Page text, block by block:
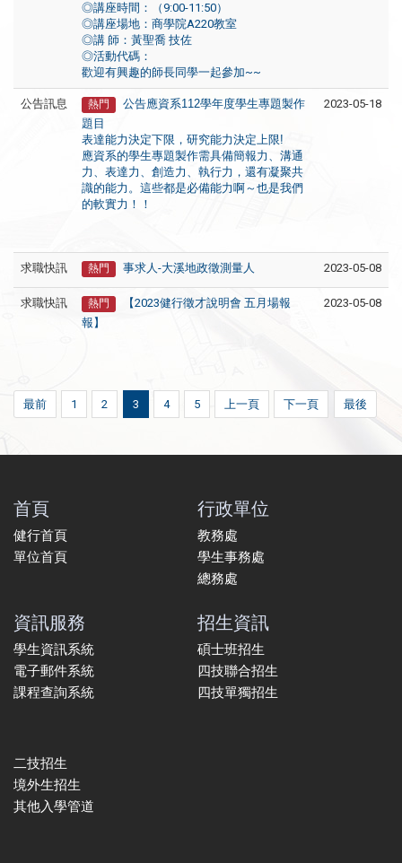
◎講座時間：（9:00-11:50）
◎講座場地：商學院A220教室
◎講 師：黃聖喬 技佐
◎活動代碼：
歡迎有興趣的師長同學一起參加~~
公告訊息 熱門
公告應資系112學年度學生專題製作
題目
表達能力決定下限，研究能力決定上限!
應資系的學生專題製作需具備簡報力、溝通
力、表達力、創造力、執行力，還有凝聚共
識的能力。這些都是必備能力啊～也是我們
的軟實力！！
2023-05-18
求職快訊 熱門 事求人-大溪地政徵測量人 2023-05-08
求職快訊 熱門
【2023健行徵才說明會 五月場報
報】
2023-05-08
最前 1 2 3 4 5 上一頁 下一頁 最後
首頁
健行首頁
單位首頁
行政單位
教務處
學生事務處
總務處
資訊服務
學生資訊系統
電子郵件系統
課程查詢系統
招生資訊
碩士班招生
四技聯合招生
四技單獨招生
二技招生
境外生招生
其他入學管道